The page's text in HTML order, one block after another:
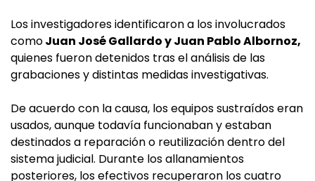
Los investigadores identificaron a los involucrados
comoJuan José Gallardo y Juan Pablo Albornoz,
quienes fueron detenidos tras el análisis de las
grabaciones y distintas medidas investigativas.
De acuerdo con la causa, los equipos sustraídos eran
usados, aunque todavía funcionaban y estaban
destinados a reparación o reutilización dentro del
sistema judicial. Durante los allanamientos
posteriores, los efectivos recuperaron los cuatro